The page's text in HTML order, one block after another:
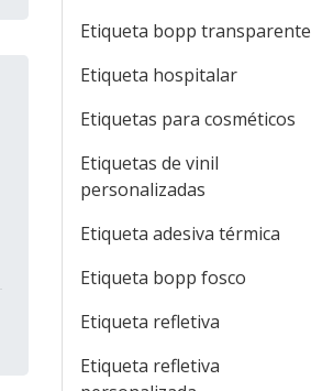
Etiqueta bopp transparente
Etiqueta hospitalar
Etiquetas para cosméticos
Etiquetas de vinil
personalizadas
Etiqueta adesiva térmica
Etiqueta bopp fosco
Etiqueta refletiva
Etiqueta refletiva